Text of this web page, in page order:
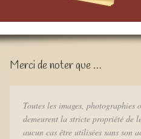
Merci de noter que …
Toutes les images,
demeurent la stricte propriété de
aucun cas être utilisées sans son